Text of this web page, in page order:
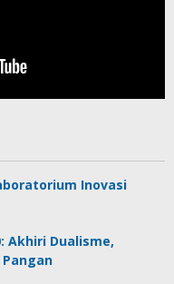
Inovasi
Akhiri Dualisme,